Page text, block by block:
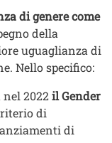
di genere come
della
uguaglianza di
Nello specifico:
2022il Gender
di
di